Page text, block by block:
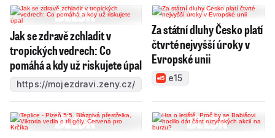
Jak se zdravě zchladit v
tropických vedrech: Co
pomáhá a kdy už riskujete úpal
https://mojezdravi.zeny.cz/
Za státní dluhy Česko platí
čtvrté nejvyšší úroky v
Evropské unii
e15